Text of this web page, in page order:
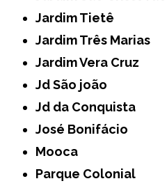
Jardim Tietê
Jardim Três Marias
Jardim Vera Cruz
Jd São joão
Jd da Conquista
José Bonifácio
Mooca
Parque Colonial